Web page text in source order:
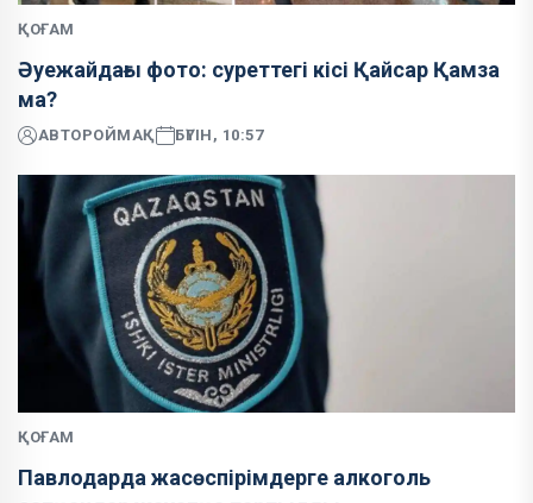
ҚОҒАМ
Әуежайдағы фото: суреттегі кісі Қайсар Қамза
ма?
АВТОРОЙМАҚ БҮГІН, 10:57
ҚОҒАМ
Павлодарда жасөспірімдерге алкоголь